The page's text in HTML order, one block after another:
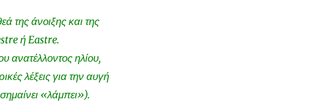
της άνοιξης και της
ή Eastre.
ανατέλλοντος ηλίου,
λέξεις για την αυγή
«λάμπει»).